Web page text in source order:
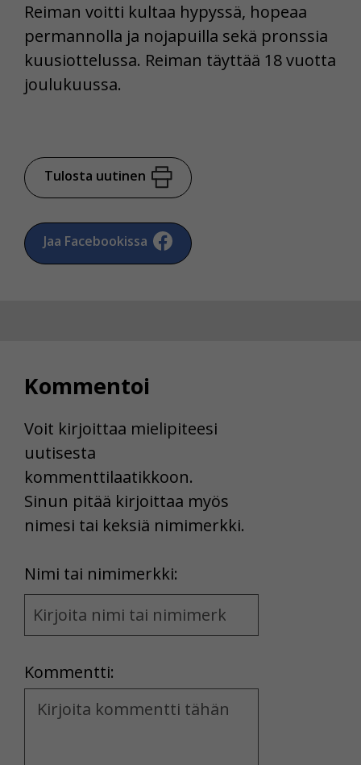
Reiman voitti kultaa hypyssä, hopeaa
permannolla ja nojapuilla sekä pronssia
kuusiottelussa. Reiman täyttää 18 vuotta
joulukuussa.
Tulosta uutinen
Jaa Facebookissa
Kommentoi
Voit kirjoittaa mielipiteesi
uutisesta
kommenttilaatikkoon.
Sinun pitää kirjoittaa myös
nimesi tai keksiä nimimerkki.
Nimi tai nimimerkki:
Name
and
Kommentti:
Kommentti